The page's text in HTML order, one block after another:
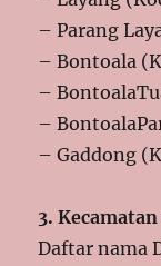
– Parang
– Bontoala
–
–
– Gaddong
3.
Daftar nama